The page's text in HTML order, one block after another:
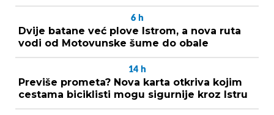
6 h
Dvije batane već plove Istrom, a nova ruta
vodi od Motovunske šume do obale
14 h
Previše prometa? Nova karta otkriva kojim
cestama biciklisti mogu sigurnije kroz Istru